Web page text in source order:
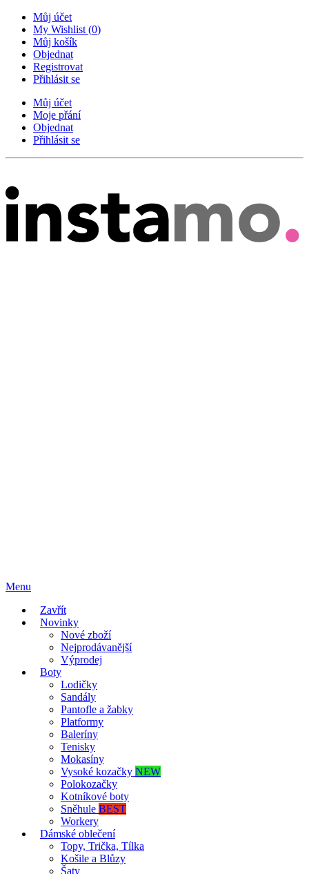
Můj účet
My Wishlist (0)
Můj košík
Objednat
Registrovat
Přihlásit se
Můj účet
Moje přání
Objednat
Přihlásit se
Menu
Zavřít
Novinky
Nové zboží
Nejprodávanější
Výprodej
Boty
Lodičky
Sandály
Pantofle a žabky
Platformy
Baleríny
Tenisky
Mokasíny
Vysoké kozačky NEW
Polokozačky
Kotníkové boty
Sněhule BEST
Workery
Dámské oblečení
Topy, Trička, Tílka
Košile a Blůzy
Šaty